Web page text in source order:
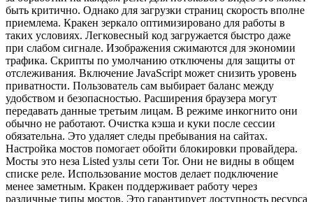
быть критично. Однако для загрузки страниц скорость вполне
приемлема. Кракен зеркало оптимизировано для работы в
таких условиях. Легковесный код загружается быстро даже
при слабом сигнале. Изображения сжимаются для экономии
трафика. Скрипты по умолчанию отключены для защиты от
отслеживания. Включение JavaScript может снизить уровень
приватности. Пользователь сам выбирает баланс между
удобством и безопасностью. Расширения браузера могут
передавать данные третьим лицам. В режиме инкогнито они
обычно не работают. Очистка кэша и куки после сессии
обязательна. Это удаляет следы пребывания на сайтах.
Настройка мостов помогает обойти блокировки провайдера.
Мосты это неза Listed узлы сети Tor. Они не видны в общем
списке реле. Использование мостов делает подключение
менее заметным. Кракен поддерживает работу через
различные типы мостов. Это гарантирует доступность ресурса